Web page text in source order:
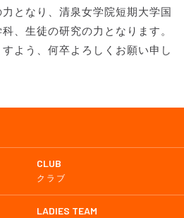
CLUB
クラブ
LADIES TEAM
となり、清泉女学院短期大学国
、生徒の研究の力となります。
よう、何卒よろしくお願い申し